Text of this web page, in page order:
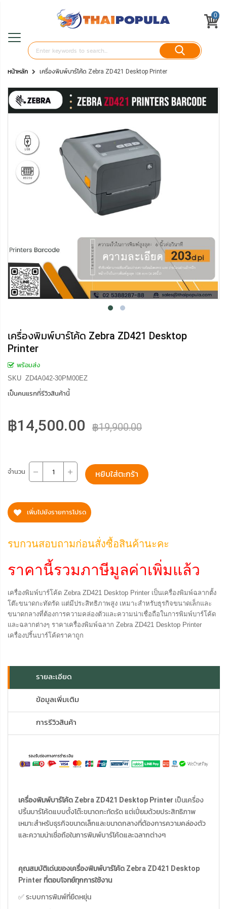
0
หน้าหลัก เครื่องพิมพ์บาร์โค้ด Zebra ZD421 Desktop Printer
เครื่องพิมพ์บาร์โค้ด Zebra ZD421 Desktop
Printer
พร้อมส่ง
SKU ZD4A042-30PM00EZ
เป็นคนแรกที่รีวิวสินค้านี้
฿14,500.00 ฿19,900.00
จำนวน หยิบใส่ตะกร้า
เพิ่มไปยังรายการโปรด
รบกวนสอบถามก่อนสั่งซื้อสินค้านะคะ
ราคานี้รวมภาษีมูลค่าเพิ่มแล้ว
เครื่องพิมพ์บาร์โค้ด Zebra ZD421 Desktop Printer เป็นเครื่องพิมพ์ฉลากตั้ง
โต๊ะขนาดกะทัดรัด แต่มีประสิทธิภาพสูง เหมาะสำหรับธุรกิจขนาดเล็กและ
ขนาดกลางที่ต้องการความคล่องตัวและความน่าเชื่อถือในการพิมพ์บาร์โค้ด
และฉลากต่างๆ ราคาเครื่องพิมพ์ฉลาก Zebra ZD421 Desktop Printer
เครื่องปริ้นบาร์โค้ดราคาถูก
รายละเอียด
ข้อมูลเพิ่มเติม
การรีวิวสินค้า
เครื่องพิมพ์บาร์โค้ด Zebra ZD421 Desktop Printer เป็นเครื่อง
ปริ้นบาร์โค้ดแบบตั้งโต๊ะขนาดกะทัดรัด แต่เปี่ยมด้วยประสิทธิภาพ
เหมาะสำหรับธุรกิจขนาดเล็กและขนาดกลางที่ต้องการความคล่องตัว
และความน่าเชื่อถือในการพิมพ์บาร์โค้ดและฉลากต่างๆ
คุณสมบัติเด่นของเครื่องพิมพ์บาร์โค้ด Zebra ZD421 Desktop
Printer ที่ตอบโจทย์ทุกการใช้งาน
✅ ระบบการพิมพ์ที่ยืดหยุ่น